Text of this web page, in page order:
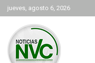
Saltar
al
contenido
jueves, agosto 6, 2026